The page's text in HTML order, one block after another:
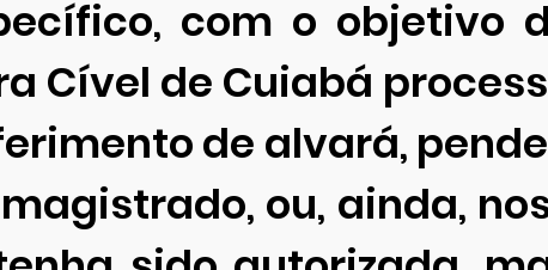
com o objetivo
Cível de Cuiabá
de alvará,
ou, ainda,